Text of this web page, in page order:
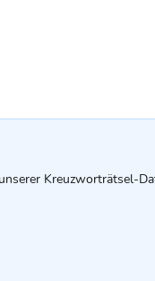
Kreuzworträtsel-